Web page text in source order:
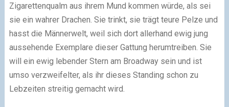
Zigarettenqualm aus ihrem Mund kommen würde, als sei
sie ein wahrer Drachen. Sie trinkt, sie trägt teure Pelze und
hasst die Männerwelt, weil sich dort allerhand ewig jung
aussehende Exemplare dieser Gattung herumtreiben. Sie
will ein ewig lebender Stern am Broadway sein und ist
umso verzweifelter, als ihr dieses Standing schon zu
Lebzeiten streitig gemacht wird.